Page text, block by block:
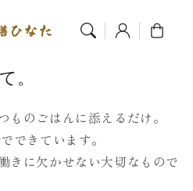
ログ
イン
カー
ト
。
のごはんに添えるだけ。
できています。
きに欠かせない大切なもので